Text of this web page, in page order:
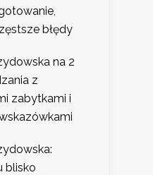
błędy
na 2
z
zabytkami i
blisko